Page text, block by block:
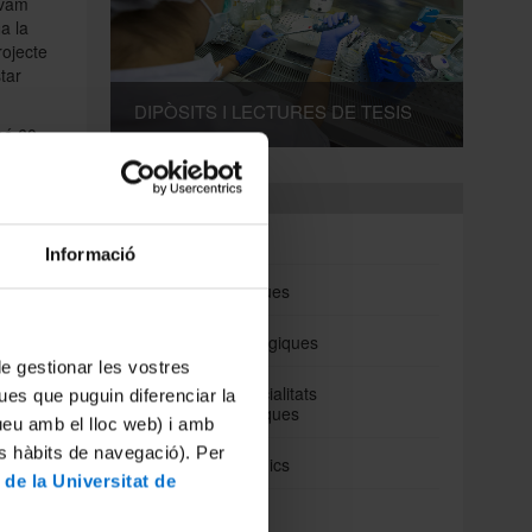
Informació
gestionar les vostres
que puguin diferenciar la
amb el lloc web) i amb
hàbits de navegació). Per
la Universitat de
la
60
a
DIPÒSITS I LECTURES DE TESIS
Departaments
Ciències Clíniques
Ciències Fisiològiques
Cirurgia i Especialitats
Medicoquirúrgiques
Fonaments Clinics